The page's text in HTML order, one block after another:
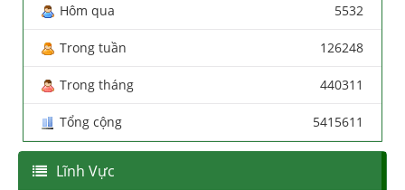
Hôm qua 5532
Trong tuần 126248
Trong tháng 440311
Tổng cộng 5415611
Lĩnh Vực